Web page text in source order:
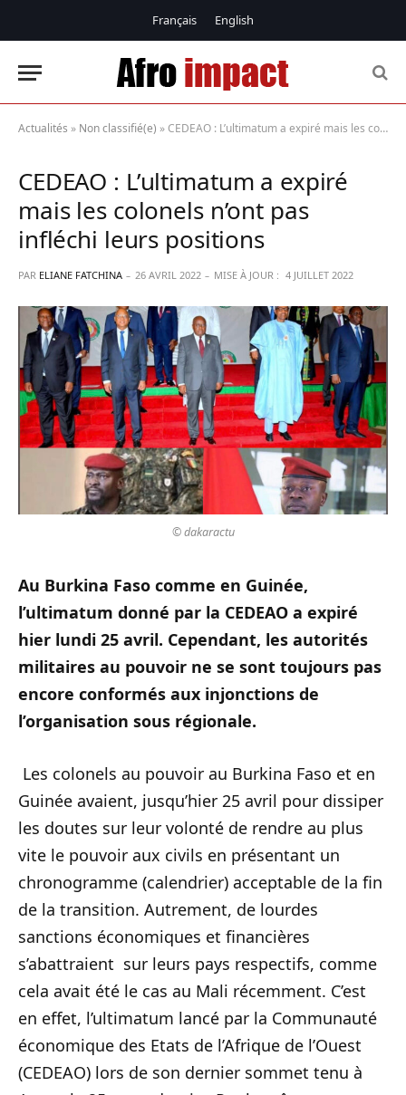
Français English
Actualités » Non classifié(e) »CEDEAO : L’ultimatum a expiré mais les colonels n’ont pas infléchi leurs positions
CEDEAO : L’ultimatum a expiré
mais les colonels n’ont pas
infléchi leurs positions
PAR ELIANE FATCHINA 26 AVRIL 2022 MISE À JOUR : 4 JUILLET 2022
© dakaractu
Au Burkina Faso comme en Guinée,
l’ultimatum donné par la CEDEAO a expiré
hier lundi 25 avril. Cependant, les autorités
militaires au pouvoir ne se sont toujours pas
encore conformés aux injonctions de
l’organisation sous régionale.
Les colonels au pouvoir au Burkina Faso et en
Guinée avaient, jusqu’hier 25 avril pour dissiper
les doutes sur leur volonté de rendre au plus
vite le pouvoir aux civils en présentant un
chronogramme (calendrier) acceptable de la fin
de la transition. Autrement, de lourdes
sanctions économiques et financières
s’abattraient sur leurs pays respectifs, comme
cela avait été le cas au Mali récemment. C’est
en effet, l’ultimatum lancé par la Communauté
économique des Etats de l’Afrique de l’Ouest
(CEDEAO) lors de son dernier sommet tenu à